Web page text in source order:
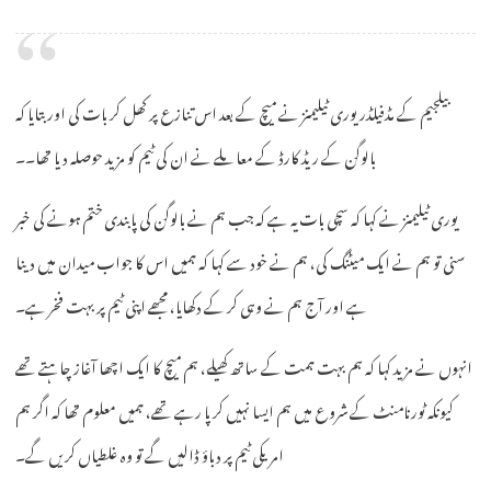
بیلجیم کے مڈفیلڈر یوری ٹیلیمنز نے میچ کے بعد اس تنازع پر کھل کر بات کی اور بتایا کہ
بالوگن کے ریڈ کارڈ کے معاملے نے ان کی ٹیم کو مزید حوصلہ دیا تھا۔۔
یوری ٹیلیمنز نے کہا کہ سچی بات یہ ہے کہ جب ہم نے بالوگن کی پابندی ختم ہونے کی خبر
سنی تو ہم نے ایک میٹنگ کی، ہم نے خود سے کہا کہ ہمیں اس کا جواب میدان میں دینا
ہے اور آج ہم نے وہی کر کے دکھایا، مجھے اپنی ٹیم پر بہت فخر ہے۔
انہوں نے مزید کہا کہ ہم بہت ہمت کے ساتھ کھیلے، ہم میچ کا ایک اچھا آغاز چاہتے تھے
کیونکہ ٹورنامنٹ کے شروع میں ہم ایسا نہیں کر پا رہے تھے، ہمیں معلوم تھا کہ اگر ہم
امریکی ٹیم پر دباؤ ڈالیں گے تو وہ غلطیاں کریں گے۔